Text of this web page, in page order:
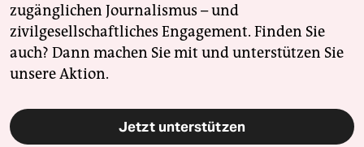
zugänglichen Journalismus – und
zivilgesellschaftliches Engagement. Finden Sie
auch? Dann machen Sie mit und unterstützen Sie
unsere Aktion.
Jetzt unterstützen